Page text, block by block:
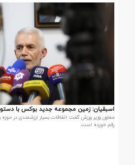
اسبقیان: زمین مجموعه جدید بوکس با
معاون وزیر ورزش گفت: اتفاقات بسیار ارزشمندی در
رقم خورده است.